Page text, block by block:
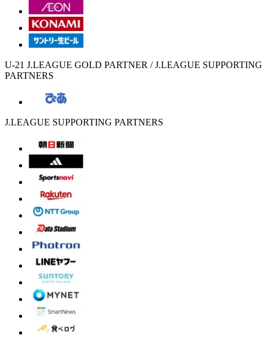
U-21 J.LEAGUE GOLD PARTNER / J.LEAGUE SUPPORTING
PARTNERS
J.LEAGUE SUPPORTING PARTNERS